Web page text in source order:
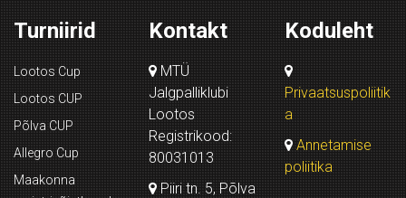
Turniirid
Lootos Cup
Lootos CUP
Põlva CUP
Allegro Cup
Maakonna
Kontakt
MTÜ
Jalgpalliklubi
Lootos
Registrikood:
80031013
Piiri tn. 5, Põlva
Koduleht
Privaatsuspoliitik
a
Annetamise
poliitika